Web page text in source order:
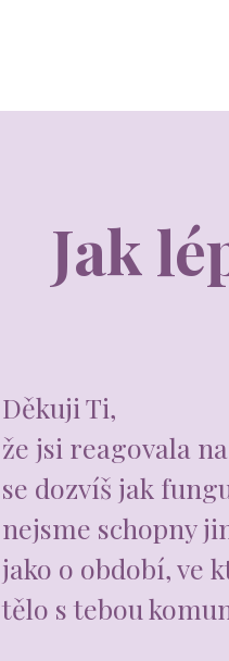
Jak
Děkuji Ti,
že jsi reagovala
se dozvíš jak
nejsme schopny
jako o období, ve
tělo s tebou